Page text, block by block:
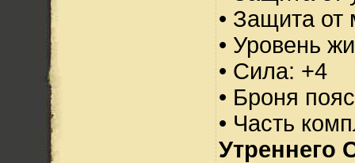
• Защита от
• Уровень
• Сила: +4
• Броня
• Часть
Утреннего